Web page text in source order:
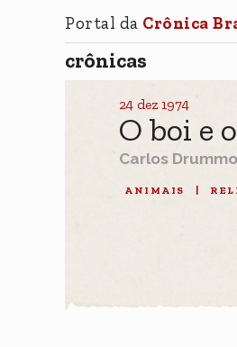
Portal da Crônica
crônicas
24 dez 1974
O boi e
Carlos
ANIMAIS